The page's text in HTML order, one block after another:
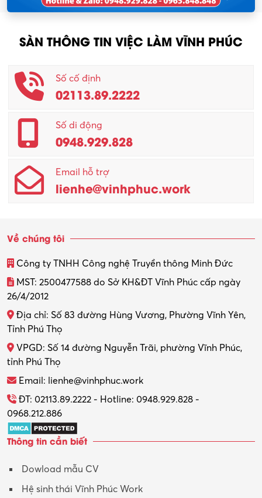
SÀN THÔNG TIN VIỆC LÀM VĨNH PHÚC
Số cố định
02113.89.2222
Số di động
0948.929.828
Email hỗ trợ
lienhe@vinhphuc.work
Về chúng tôi
Công ty TNHH Công nghệ Truyền thông Minh Đức
MST: 2500477588 do Sở KH&ĐT Vĩnh Phúc cấp ngày
26/4/2012
Địa chỉ: Số 83 đường Hùng Vương, Phường Vĩnh Yên,
Tỉnh Phú Thọ
VPGD: Số 14 đường Nguyễn Trãi, phường Vĩnh Phúc,
tỉnh Phú Thọ
Email: lienhe@vinhphuc.work
ĐT: 02113.89.2222 - Hotline: 0948.929.828 -
0968.212.886
Thông tin cần biết
Dowload mẫu CV
Hệ sinh thái Vĩnh Phúc Work